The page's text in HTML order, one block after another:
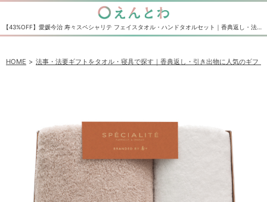
HOME 法事・法要ギフトをタオル・寝具で探す｜香典返し・引き出物に人気のギフト